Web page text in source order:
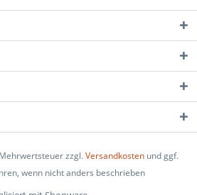
zzgl.Versandkosten und ggf.
wenn nicht anders beschrieben